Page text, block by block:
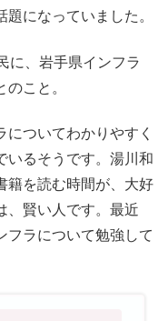
になっていました。
に、岩手県インフラ
こと。
ついてわかりやすく
いるそうです。湯川和
籍を読む時間が、大好
、賢い人です。最近
フラについて勉強して